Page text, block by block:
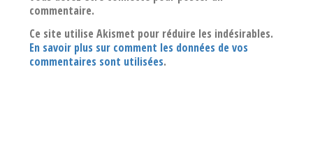
commentaire.
Ce site utilise Akismet pour réduire les indésirables.
En savoir plus sur comment les données de vos
commentaires sont utilisées.